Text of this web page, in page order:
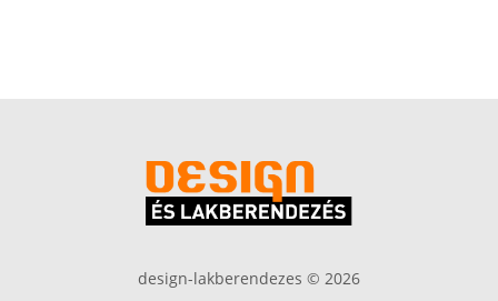
design-lakberendezes © 2026